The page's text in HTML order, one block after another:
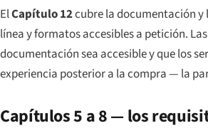
ElCapítulo 12cubre la documentación y
línea y formatos accesibles a petición.
documentación sea accesible y que los
experiencia posterior a la compra — la
Capítulos 5 a 8 — los